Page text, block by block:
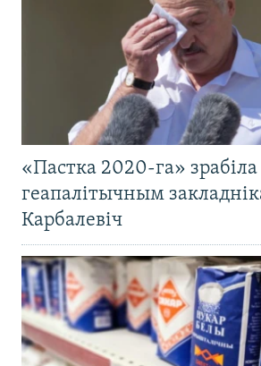
«Пастка 2020-га»
геапалітычным
Карбалевіч